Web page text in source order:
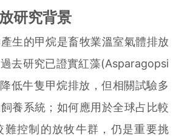
研究背景
的甲烷是畜牧業溫室氣體排放
去研究已證實紅藻(Asparagopsi
低牛隻甲烷排放，但相關試驗多
養系統；如何應用於全球占比較
難控制的放牧牛群，仍是重要挑